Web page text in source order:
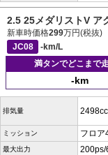
2.5 25メダリストV ア
新車時価格299万円(税抜)
JC08
-km/L
満タンでどこまで
-km
排気量 2498cc
ミッション フロア
最大出力 200ps/